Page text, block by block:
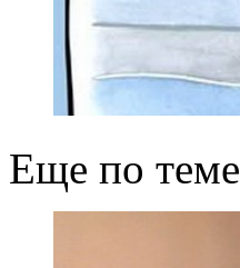
Еще по теме